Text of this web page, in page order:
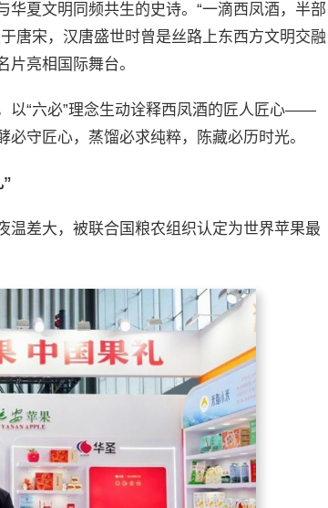
夏文明同频共生的史诗。“一滴西凤酒，半部
唐宋，汉唐盛世时曾是丝路上东西方文明交融
亮相国际舞台。
以“六必”理念生动诠释西凤酒的匠人匠心——
守匠心，蒸馏必求纯粹，陈藏必历时光。
温差大，被联合国粮农组织认定为世界苹果最